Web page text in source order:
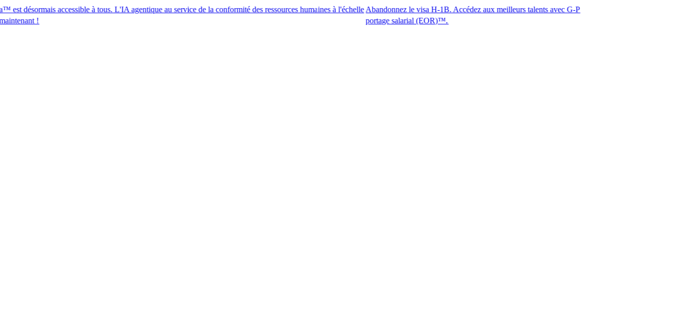
accessible à tous. L'IA agentique au service de la conformité des ressources humaines à l'échelle Abandonnez le visa H-1B. Accédez aux meilleurs talents avec G-P
portage salarial (EOR)™.​​